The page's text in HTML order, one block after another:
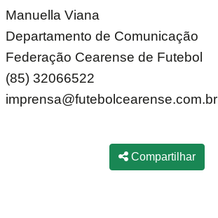
Manuella Viana
Departamento de Comunicação
Federação Cearense de Futebol
(85) 32066522
imprensa@futebolcearense.com.br
Compartilhar